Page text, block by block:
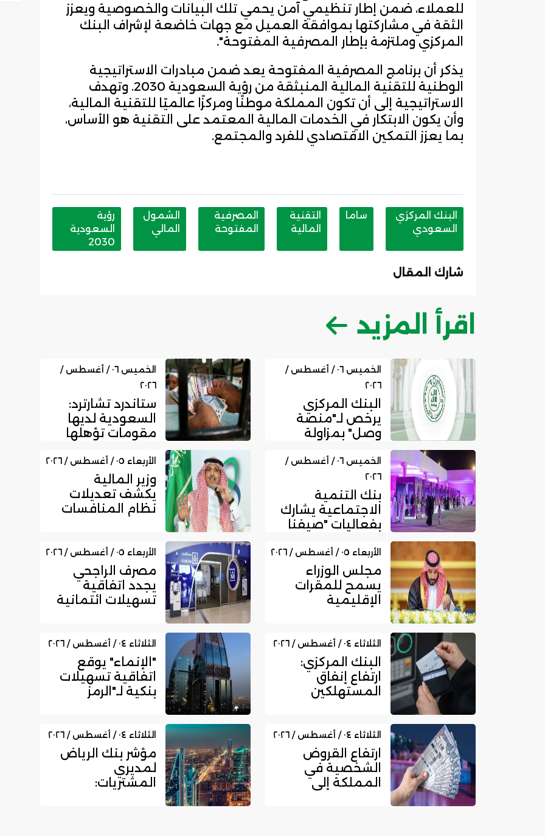
للعملاء، ضمن إطار تنظيمي آمن يحمي تلك البيانات والخصوصية ويعزز
الثقة في مشاركتها بموافقة العميل مع جهات خاضعة لإشراف البنك
المركزي وملتزمة بإطار المصرفية المفتوحة".
يذكر أن برنامج المصرفية المفتوحة يعد ضمن مبادرات الاستراتيجية
الوطنية للتقنية المالية المنبثقة من رؤية السعودية 2030. وتهدف
الاستراتيجية إلى أن تكون المملكة موطنًا ومركزًا عالميًا للتقنية المالية،
وأن يكون الابتكار في الخدمات المالية المعتمد على التقنية هو الأساس،
بما يعزز التمكين الاقتصادي للفرد والمجتمع.
البنك المركزي
السعودي
ساما
التقنية
المالية
المصرفية
المفتوحة
الشمول
المالي
رؤية
السعودية
2030
شارك المقال
اقرأ المزيد
الخميس ٠٦ / أغسطس /
٢٠٢٦
البنك المركزي
يرخص لـ"منصة
وصل" بمزاولة
الرقمية لجهات
الت...
الخميس ٠٦ / أغسطس /
٢٠٢٦
ستاندرد تشارترد:
السعودية لديها
مقومات تؤهلها
بمجال الت...
الخميس ٠٦ / أغسطس /
٢٠٢٦
بنك التنمية
الاجتماعية يشارك
بفعاليات "صيفنا
لتمكين رواد ا...
الأربعاء ٠٥ / أغسطس / ٢٠٢٦
وزير المالية
يكشف تعديلات
نظام المنافسات
الأربعاء ٠٥ / أغسطس / ٢٠٢٦
مجلس الوزراء
يسمح للمقرات
الإقليمية
عا...
الأربعاء ٠٥ / أغسطس / ٢٠٢٦
مصرف الراجحي
يجدد اتفاقية
تسهيلات ائتمانية
الثلاثاء ٠٤ / أغسطس / ٢٠٢٦
البنك المركزي:
ارتفاع إنفاق
المستهلكين
16....
الثلاثاء ٠٤ / أغسطس / ٢٠٢٦
"الإنماء" يوقع
اتفاقية تسهيلات
بنكية لـ"الرمز
الثلاثاء ٠٤ / أغسطس / ٢٠٢٦
ارتفاع القروض
الشخصية في
المملكة إلى
الثلاثاء ٠٤ / أغسطس / ٢٠٢٦
مؤشر بنك الرياض
لمديري
المشتريات: